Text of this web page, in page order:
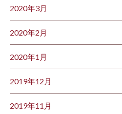
2020年3月
2020年2月
2020年1月
2019年12月
2019年11月